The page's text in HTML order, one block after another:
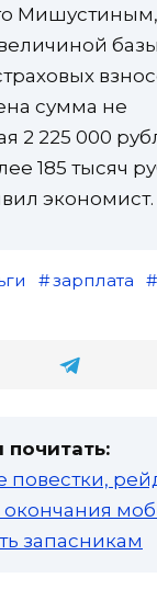
Мишустиным,
сумма не
225 000
185 тысяч
экономист.
зарплата
повестки,
окончания
запасникам